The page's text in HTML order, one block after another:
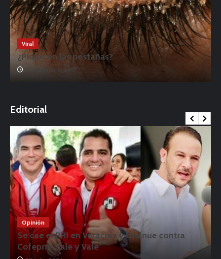
Viral
¿Piojos en las pestañas?
17 noviembre, 2019
Editorial
Opinión
Se cae el PRI en Veracruz y Unánue contra
Cofepris: Sale y Vale